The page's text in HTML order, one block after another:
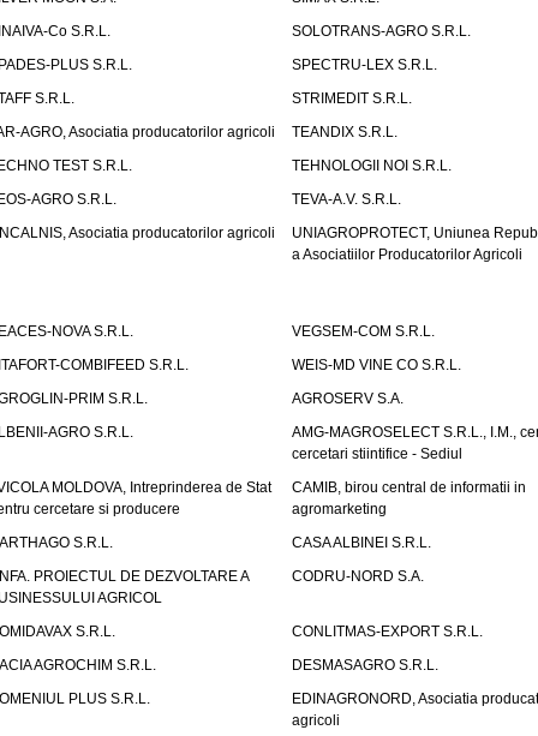
Co S.R.L.
SOLOTRANS-AGRO S.R.L.
PLUS S.R.L.
SPECTRU-LEX S.R.L.
S.R.L.
STRIMEDIT S.R.L.
AGRO, Asociatia producatorilor agricoli
TEANDIX S.R.L.
TEST S.R.L.
TEHNOLOGII NOI S.R.L.
AGRO S.R.L.
TEVA-A.V. S.R.L.
Asociatia producatorilor agricoli
UNIAGROPROTECT, Uniunea
a Asociatiilor Producatorilor Agricoli
NOVA S.R.L.
VEGSEM-COM S.R.L.
COMBIFEED S.R.L.
WEIS-MD VINE CO S.R.L.
PRIM S.R.L.
AGROSERV S.A.
AGRO S.R.L.
AMG-MAGROSELECT S.R.L., I.M.,
cercetari stiintifice - Sediul
MOLDOVA, Intreprinderea de Stat
cercetare si producere
CAMIB, birou central de informatii in
agromarketing
S.R.L.
CASA ALBINEI S.R.L.
PROIECTUL DE DEZVOLTARE A
AGRICOL
CODRU-NORD S.A.
S.R.L.
CONLITMAS-EXPORT S.R.L.
AGROCHIM S.R.L.
DESMASAGRO S.R.L.
PLUS S.R.L.
EDINAGRONORD, Asociatia
agricoli